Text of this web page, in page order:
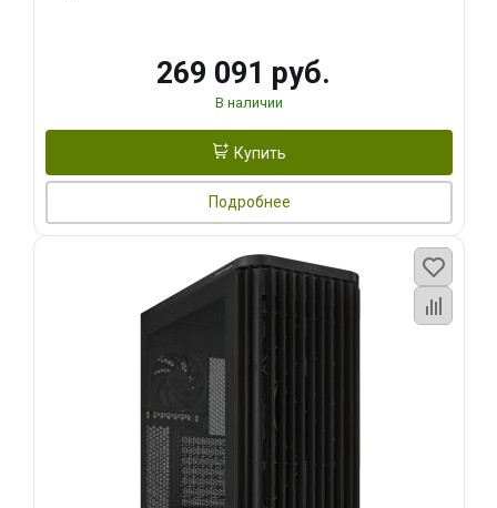
269 091 руб.
В наличии
Купить
Подробнее